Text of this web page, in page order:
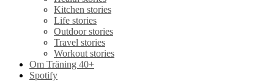
Kitchen stories
Life stories
Outdoor stories
Travel stories
Workout stories
Om Träning 40+
Spotify